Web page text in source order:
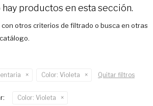
hay productos en esta sección.
otros criterios de filtrado o busca en otras
Color: Violeta Quitar filtros
Color: Violeta